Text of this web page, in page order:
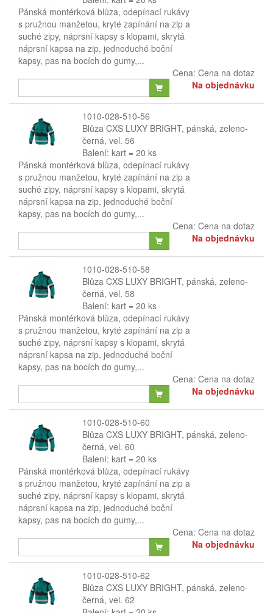
Pánská montérková blůza, odepínací rukávy
s pružnou manžetou, kryté zapínání na zip a
suché zipy, náprsní kapsy s klopami, skrytá
náprsní kapsa na zip, jednoduché boční
kapsy, pas na bocích do gumy,...
Cena: Cena na dotaz
Na objednávku
1010-028-510-56
Blůza CXS LUXY BRIGHT, pánská, zeleno-
černá, vel. 56
Balení: kart = 20 ks
Pánská montérková blůza, odepínací rukávy
s pružnou manžetou, kryté zapínání na zip a
suché zipy, náprsní kapsy s klopami, skrytá
náprsní kapsa na zip, jednoduché boční
kapsy, pas na bocích do gumy,...
Cena: Cena na dotaz
Na objednávku
1010-028-510-58
Blůza CXS LUXY BRIGHT, pánská, zeleno-
černá, vel. 58
Balení: kart = 20 ks
Pánská montérková blůza, odepínací rukávy
s pružnou manžetou, kryté zapínání na zip a
suché zipy, náprsní kapsy s klopami, skrytá
náprsní kapsa na zip, jednoduché boční
kapsy, pas na bocích do gumy,...
Cena: Cena na dotaz
Na objednávku
1010-028-510-60
Blůza CXS LUXY BRIGHT, pánská, zeleno-
černá, vel. 60
Balení: kart = 20 ks
Pánská montérková blůza, odepínací rukávy
s pružnou manžetou, kryté zapínání na zip a
suché zipy, náprsní kapsy s klopami, skrytá
náprsní kapsa na zip, jednoduché boční
kapsy, pas na bocích do gumy,...
Cena: Cena na dotaz
Na objednávku
1010-028-510-62
Blůza CXS LUXY BRIGHT, pánská, zeleno-
černá, vel. 62